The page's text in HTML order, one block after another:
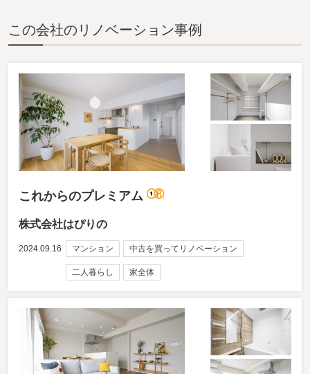
この会社のリノベーション事例
これからのプレミアム
株式会社はぴりの
2024.09.16 マンション 中古を買ってリノベーション
二人暮らし 家全体